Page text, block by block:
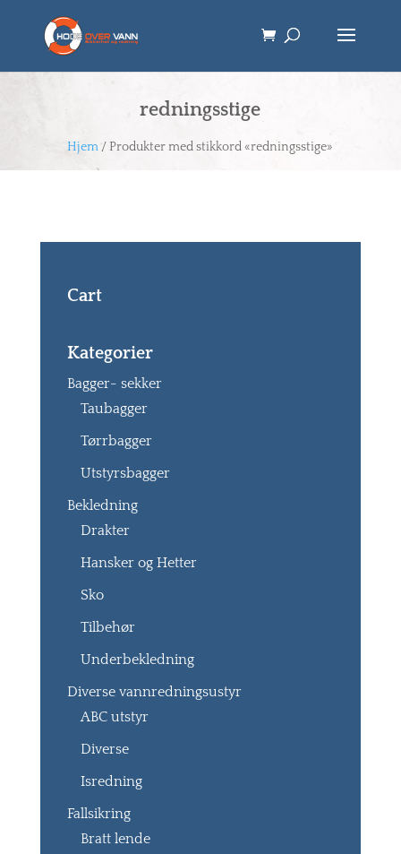
redningsstige
Hjem/ Produkter med stikkord «redningsstige»
Cart
Kategorier
Bagger- sekker
Taubagger
Tørrbagger
Utstyrsbagger
Bekledning
Drakter
Hansker og Hetter
Sko
Tilbehør
Underbekledning
Diverse vannredningsustyr
ABC utstyr
Diverse
Isredning
Fallsikring
Bratt lende